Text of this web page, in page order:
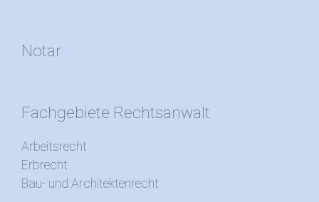
Notar
Fachgebiete Rechtsanwalt
Arbeitsrecht
Erbrecht
Bau- und Architektenrecht